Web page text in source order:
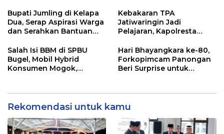
Dampak El Nino
Bupati Jumling di Kelapa
Dua, Serap Aspirasi Warga
dan Serahkan Bantuan
Kebakaran TPA
Jatiwaringin Jadi
Pelajaran, Kapolresta
Kesiapsiagaan
Ditingkatkan
Salah Isi BBM di SPBU
Bugel, Mobil Hybrid
Konsumen Mogok,
Hari Bhayangkara ke-80,
Forkopimcam Panongan
Beri Surprise untuk
Rekomendasi untuk kamu